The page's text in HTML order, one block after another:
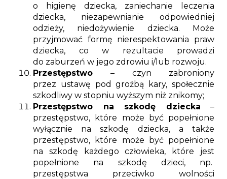
o higienę dziecka, zaniechanie leczenia
dziecka, niezapewnianie odpowiedniej
odzieży, niedożywienie dziecka. Może
przyjmować formę nierespektowania praw
dziecka, co w rezultacie prowadzi
do zaburzeń w jego zdrowiu i/lub rozwoju.
Przestępstwo– czyn zabroniony
przez ustawę pod groźbą kary, społecznie
szkodliwy w stopniu wyższym niż znikomy;
Przestępstwo na szkodę dziecka –
przestępstwo, które może być popełnione
wyłącznie na szkodę dziecka, a także
przestępstwo, które może być popełnione
na szkodę każdego człowieka, które jest
popełnione na szkodę dzieci, np.
przestępstwa przeciwko wolności